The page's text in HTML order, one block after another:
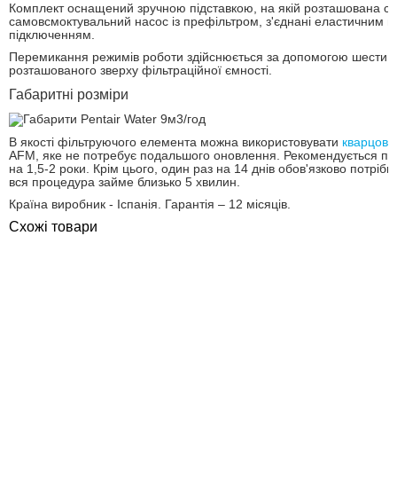
Комплект оснащений зручною підставкою, на якій розташована
самовсмоктувальний насос із префільтром, з'єднані еластичним
підключенням.
Перемикання режимів роботи здійснюється за допомогою шести
розташованого зверху фільтраційної ємності.
Габаритні розміри
В якості фільтруючого елемента можна використовувати
AFM, яке не потребує подальшого оновлення. Рекомендується
на 1,5-2 роки. Крім цього, один раз на 14 днів обов'язково
вся процедура займе близько 5 хвилин.
Країна виробник - Іспанія. Гарантія – 12 місяців.
Схожі товари